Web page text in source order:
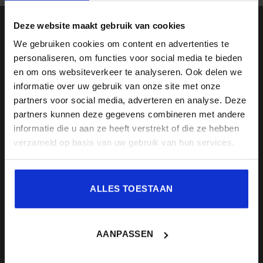
Deze website maakt gebruik van cookies
We gebruiken cookies om content en advertenties te
personaliseren, om functies voor social media te bieden
en om ons websiteverkeer te analyseren. Ook delen we
informatie over uw gebruik van onze site met onze
partners voor social media, adverteren en analyse. Deze
partners kunnen deze gegevens combineren met andere
informatie die u aan ze heeft verstrekt of die ze hebben
verzameld op basis van uw gebruik van hun services.
ALLES TOESTAAN
AANPASSEN
CONTACT
Organisatiegegevens
Emmasingel 29-17
5611 AZ Eindhoven
040 – 2 972 780
SNEL NAAR:
Programma